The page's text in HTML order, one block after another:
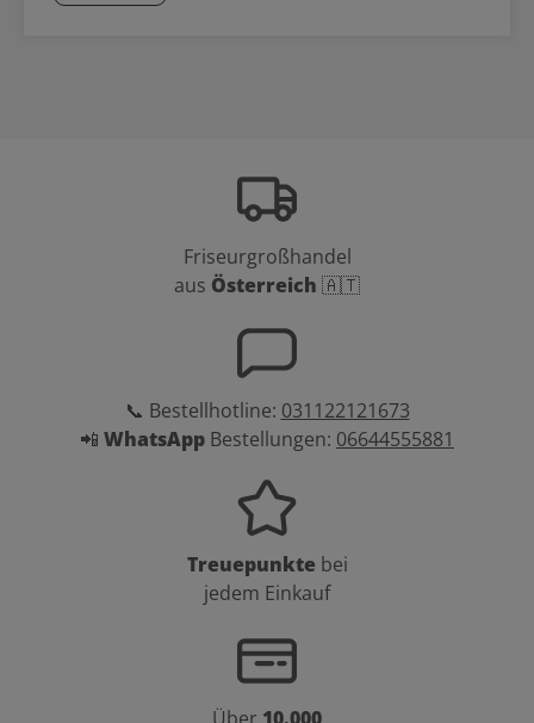
Friseurgroßhandel
aus Österreich 🇦🇹
📞 Bestellhotline: 031122121673
📲 WhatsApp Bestellungen: 06644555881
Treuepunkte bei
jedem Einkauf